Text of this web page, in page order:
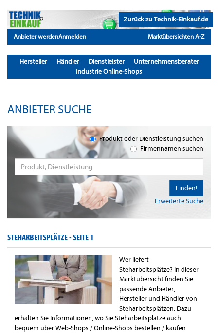
Zurück zu Technik-Einkauf.de
Anbieter werdenAnmelden Marktübersichten A-Z
Hersteller Händler Dienstleister
Unternehmensberater
Industrie Online-Shops
ANBIETER SUCHE
Produkt oder Dienstleistung suchen
Firmennamen suchen
Erweiterte Suche
Finden!
STEHARBEITSPLÄTZE -SEITE 1
Wer liefert
Steharbeitsplätze? In dieser
Marktübersicht finden Sie
passende Anbieter,
Hersteller und Händler von
Steharbeitsplätzen. Dazu
erhalten Sie Informationen, wo Sie Steharbeitsplätze auch
bequem über Web-Shops / Online-Shops bestellen / kaufen